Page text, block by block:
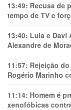
13:49: Recusa de
tempo de TV e
13:40: Lula e Davi
Alexandre de
11:57: Rejeição
Rogério Marinho
11:14: Homem é
xenofóbicas